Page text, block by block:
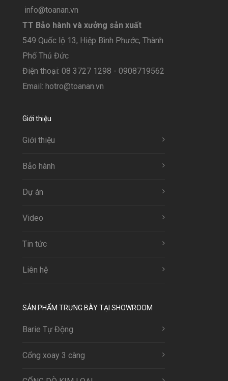
info@toanan.vn
TT Bảo hành và xưởng sản xuất
549 Quốc lộ 13, Hiệp Bình Phước, Thành
Phố Thủ Đức
Điện thoại: 08 3727 1298 - 0908719562
Email: hotro@toanan.vn
Giới thiệu
Giới thiệu
Bảo hành
Dự án
Video
Tin tức
Liên hệ
SẢN PHẨM TRƯNG BÀY TẠI SHOWROOM
Barie Tự Động
Cổng xoay 3 càng